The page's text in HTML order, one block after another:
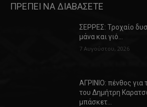
ΠΡΕΠΕΙ ΝΑ ΔΙΑΒΑΣΕΤΕ
ΣΕΡΡΕΣ: Τροχαίο
μάνα και γιό…
7 Αυγούστου, 2026
ΑΓΡΙΝΙΟ: πένθος για
του Δημήτρη
μπάσκετ…